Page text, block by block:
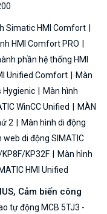
Simatic HMI Comfort
HMI Comfort PRO
phần hệ thống HMI
Unified Comfort
Màn
Hygienic
Màn hình
WinCC Unified
MÀN
2
Màn hình di động
web di động SIMATIC
KP32F
Màn hình
HMI Unified
Cảm biến công
tự động MCB 5TJ3 -